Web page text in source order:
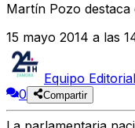
Martín Pozo destaca
15 mayo 2014 a las
Equipo Editorial
0
Compartir